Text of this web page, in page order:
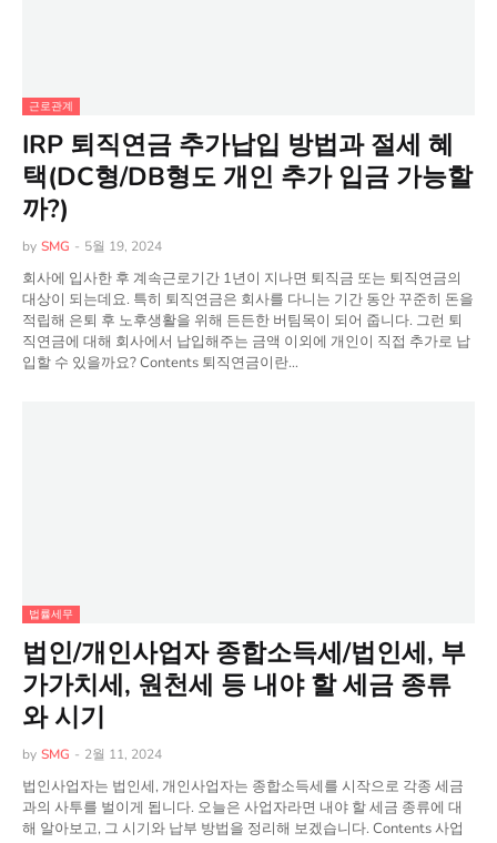
근로관계
IRP 퇴직연금 추가납입 방법과 절세 혜
택(DC형/DB형도 개인 추가 입금 가능할
까?)
by SMG - 5월 19, 2024
회사에 입사한 후 계속근로기간 1년이 지나면 퇴직금 또는 퇴직연금의
대상이 되는데요. 특히 퇴직연금은 회사를 다니는 기간 동안 꾸준히 돈을
적립해 은퇴 후 노후생활을 위해 든든한 버팀목이 되어 줍니다. 그런 퇴
직연금에 대해 회사에서 납입해주는 금액 이외에 개인이 직접 추가로 납
입할 수 있을까요? Contents 퇴직연금이란…
법률세무
법인/개인사업자 종합소득세/법인세, 부
가가치세, 원천세 등 내야 할 세금 종류
와 시기
by SMG - 2월 11, 2024
법인사업자는 법인세, 개인사업자는 종합소득세를 시작으로 각종 세금
과의 사투를 벌이게 됩니다. 오늘은 사업자라면 내야 할 세금 종류에 대
해 알아보고, 그 시기와 납부 방법을 정리해 보겠습니다. Contents 사업